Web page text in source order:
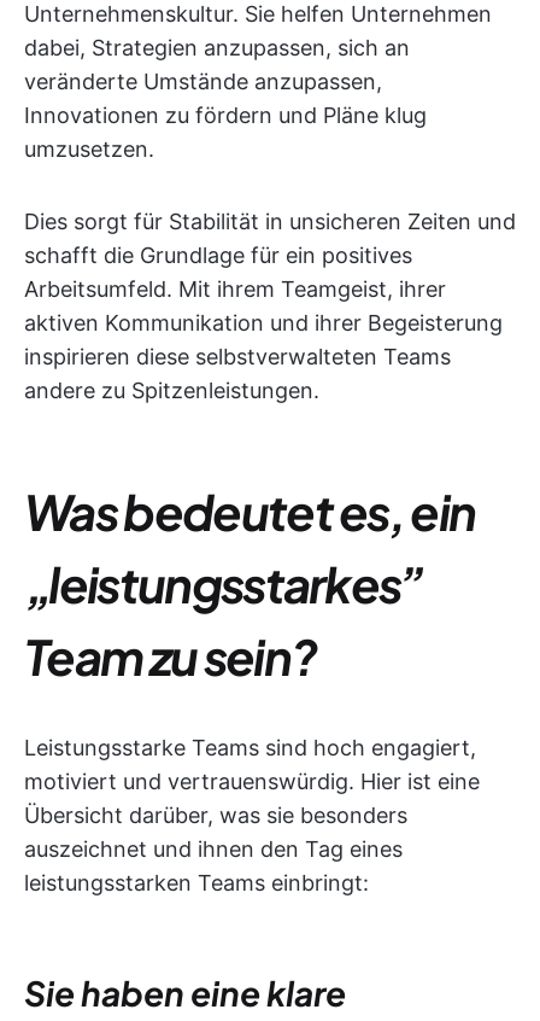
Unternehmenskultur. Sie helfen Unternehmen
dabei, Strategien anzupassen, sich an
veränderte Umstände anzupassen,
Innovationen zu fördern und Pläne klug
umzusetzen.
Dies sorgt für Stabilität in unsicheren Zeiten und
schafft die Grundlage für ein positives
Arbeitsumfeld. Mit ihrem Teamgeist, ihrer
aktiven Kommunikation und ihrer Begeisterung
inspirieren diese selbstverwalteten Teams
andere zu Spitzenleistungen.
Was bedeutet es, ein
„leistungsstarkes”
Team zu sein?
Leistungsstarke Teams sind hoch engagiert,
motiviert und vertrauenswürdig. Hier ist eine
Übersicht darüber, was sie besonders
auszeichnet und ihnen den Tag eines
leistungsstarken Teams einbringt:
Sie haben eine klare